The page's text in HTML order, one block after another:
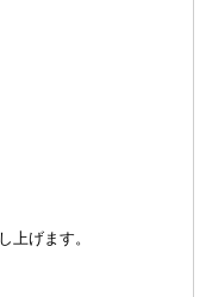
上げます。